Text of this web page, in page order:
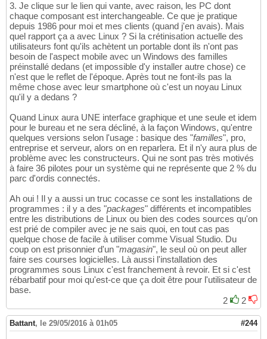
3. Je clique sur le lien qui vante, avec raison, les PC dont
chaque composant est interchangeable. Ce que je pratique
depuis 1986 pour moi et mes clients (quand j'en avais). Mais
quel rapport ça a avec Linux ? Si la crétinisation actuelle des
utilisateurs font qu'ils achètent un portable dont ils n'ont pas
besoin de l'aspect mobile avec un Windows des familles
préinstallé dedans (et impossible d'y installer autre chose) ce
n'est que le reflet de l'époque. Après tout ne font-ils pas la
même chose avec leur smartphone où c'est un noyau Linux
qu'il y a dedans ?
Quand Linux aura UNE interface graphique et une seule et idem
pour le bureau et ne sera décliné, à la façon Windows, qu'entre
quelques versions selon l'usage : basique des "familles", pro,
entreprise et serveur, alors on en reparlera. Et il n'y aura plus de
problème avec les constructeurs. Qui ne sont pas très motivés
à faire 36 pilotes pour un système qui ne représente que 2 % du
parc d'ordis connectés.
Ah oui ! Il y a aussi un truc cocasse ce sont les installations de
programmes : il y a des "packages" différents et incompatibles
entre les distributions de Linux ou bien des codes sources qu'on
est prié de compiler avec je ne sais quoi, en tout cas pas
quelque chose de facile à utiliser comme Visual Studio. Du
coup on est prisonnier d'un "magasin", le seul où on peut aller
faire ses courses logicielles. Là aussi l'installation des
programmes sous Linux c'est franchement à revoir. Et si c'est
rébarbatif pour moi qu'est-ce que ça doit être pour l'utilisateur de
base.
2
2
Battant, le 29/05/2016 à 01h05 #244